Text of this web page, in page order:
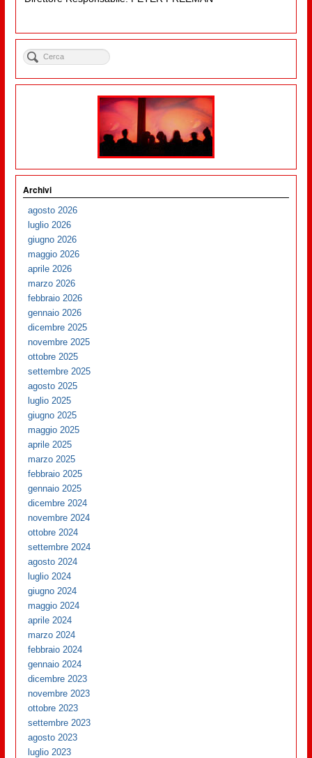
Archivi
agosto 2026
luglio 2026
giugno 2026
maggio 2026
aprile 2026
marzo 2026
febbraio 2026
gennaio 2026
dicembre 2025
novembre 2025
ottobre 2025
settembre 2025
agosto 2025
luglio 2025
giugno 2025
maggio 2025
aprile 2025
marzo 2025
febbraio 2025
gennaio 2025
dicembre 2024
novembre 2024
ottobre 2024
settembre 2024
agosto 2024
luglio 2024
giugno 2024
maggio 2024
aprile 2024
marzo 2024
febbraio 2024
gennaio 2024
dicembre 2023
novembre 2023
ottobre 2023
settembre 2023
agosto 2023
luglio 2023